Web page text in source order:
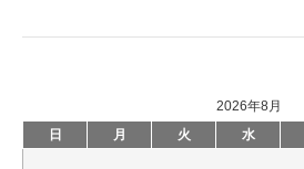
2026年8月
日
月 火 水